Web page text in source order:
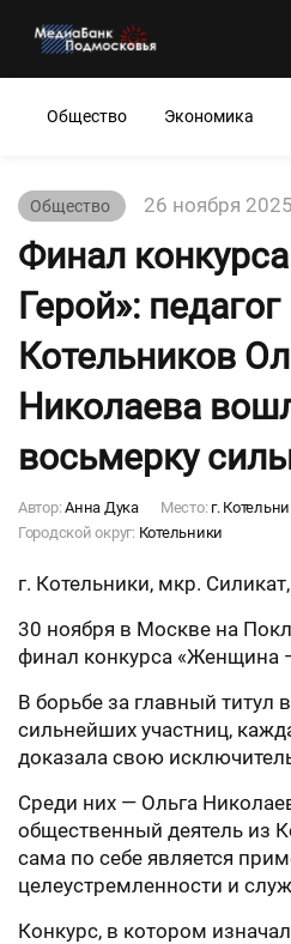
Общество Экономика
Общество 26 ноября
Финал
Герой»: педагог
Котельников
Николаева
восьмерку
Автор:Анна Дука Место: г.
Городской округ: Котельники
г. Котельники, мкр.
30 ноября в Москве на
финал конкурса «Женщина
В борьбе за главный титул
сильнейших участниц,
доказала свою
Среди них — Ольга
общественный деятель из
сама по себе является
целеустремленности и
Конкурс, в котором